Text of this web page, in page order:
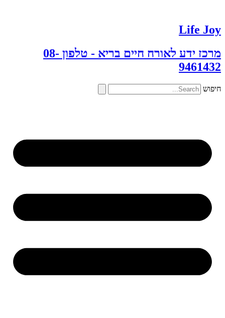
Life Joy
מרכז ידע לאורח חיים בריא - טלפון 08-
9461432
חיפוש